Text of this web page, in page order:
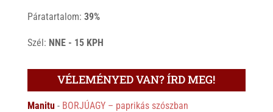
Páratartalom: 39%
Szél: NNE - 15 KPH
VÉLEMÉNYED VAN? ÍRD MEG!
Manitu- BORJÚAGY – paprikás szószban